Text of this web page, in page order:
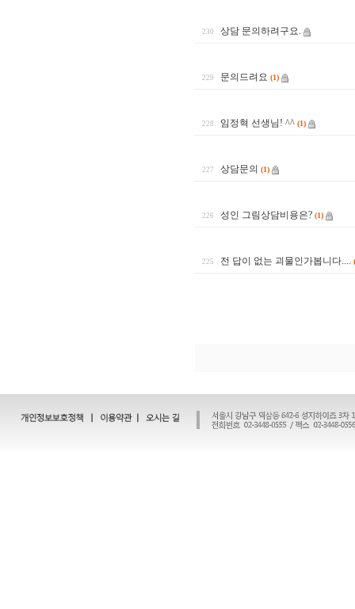
230 상담 문의하려구요.
229 문의드려요 (1)
228 임정혁 선생님! ^^ (1)
227 상담문의 (1)
226 성인 그림상담비용은? (1)
225 전 답이 없는 괴물인가봅니다....